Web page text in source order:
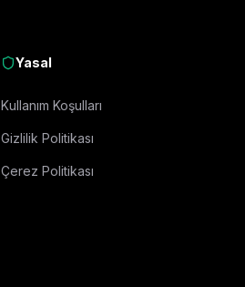
Yasal
Kullanım Koşulları
Gizlilik Politikası
Çerez Politikası